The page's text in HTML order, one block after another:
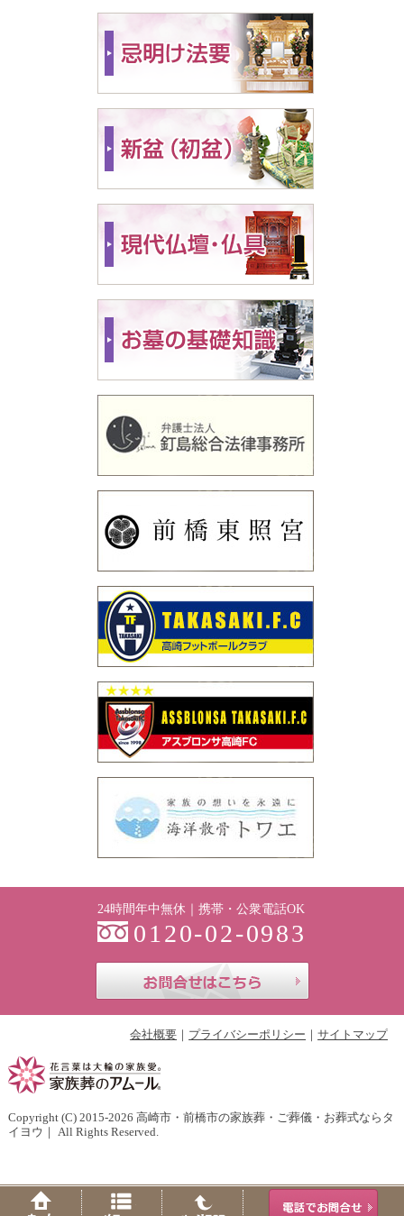
24時間年中無休｜携帯・公衆電話OK
0120-02-0983
会社概要 プライバシーポリシー サイトマップ
Copyright (C) 2015-2026 高崎市・前橋市の家族葬・ご葬儀・お葬式ならタ
イヨウ ｜ All Rights Reserved.
Home Menu PageTop